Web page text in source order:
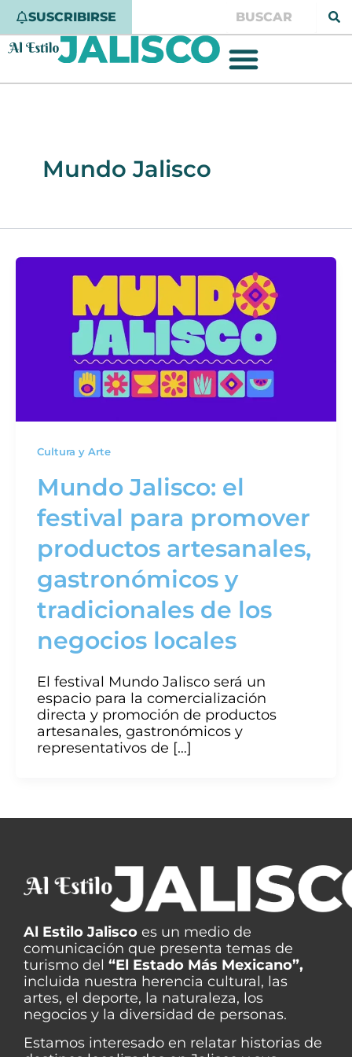
contenido
SUSCRIBIRSE
Mundo Jalisco
Cultura y Arte
Mundo Jalisco: el
festival para promover
productos artesanales,
gastronómicos y
tradicionales de los
negocios locales
El festival Mundo Jalisco será un
espacio para la comercialización
directa y promoción de productos
artesanales, gastronómicos y
representativos de […]
Al Estilo Jalisco es un medio de
comunicación que presenta temas de
turismo del “El Estado Más Mexicano”,
incluida nuestra herencia cultural, las
artes, el deporte, la naturaleza, los
negocios y la diversidad de personas.
Estamos interesado en relatar historias de